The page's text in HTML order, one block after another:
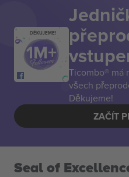
DĚKUJEME!
Ticombo® má
všech
Děkujeme!
ZAČÍT
Seal of